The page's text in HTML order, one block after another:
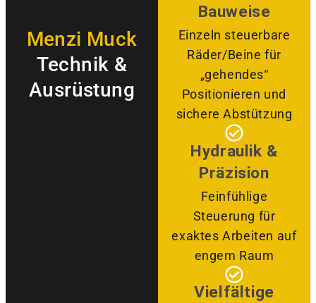
Menzi Muck
Technik &
Ausrüstung
Bauweise
Einzeln steuerbare
Räder/Beine für
„gehendes“
Positionieren und
sichere Abstützung
Hydraulik &
Präzision
Feinfühlige
Steuerung für
exaktes Arbeiten auf
engem Raum
Vielfältige